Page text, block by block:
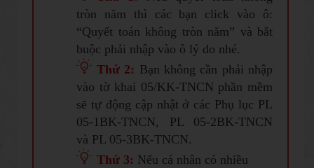
tròn năm thì các bạn click vào ô:
“Quyết toán không tròn năm” và bắt
buộc phải nhập vào ô lý do nhé.
Thứ 2: Bạn không cần phải nhập
vào tờ khai 05/KK-TNCN phần mềm
sẽ tự động cập nhật ở các Phụ lục PL
05-1BK-TNCN, PL 05-2BK-TNCN
và PL 05-3BK-TNCN.
Thứ 3: Nếu cá nhân có nhiều